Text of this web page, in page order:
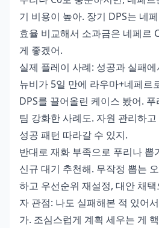
기 비용이 높아. 장기 DPS는 네
효율 비교해서 소과금은 네페르
게 좋겠어.
실제 플레이 사례: 성공과 실패에
뉴비가 5일 만에 라우마+네페르
DPS를 끌어올린 케이스 봤어.
팀 강화한 사례도. 자원 관리하
성공 패턴 따라갈 수 있지.
반대로 재화 부족으로 푸리나 뽑
신규 대기 추천해. 무작정 뽑는
하고 우선순위 재설정, 대안 채
자 관점: 나도 실패해본 적 있어
가. 조심스럽게 계획 세우는 게